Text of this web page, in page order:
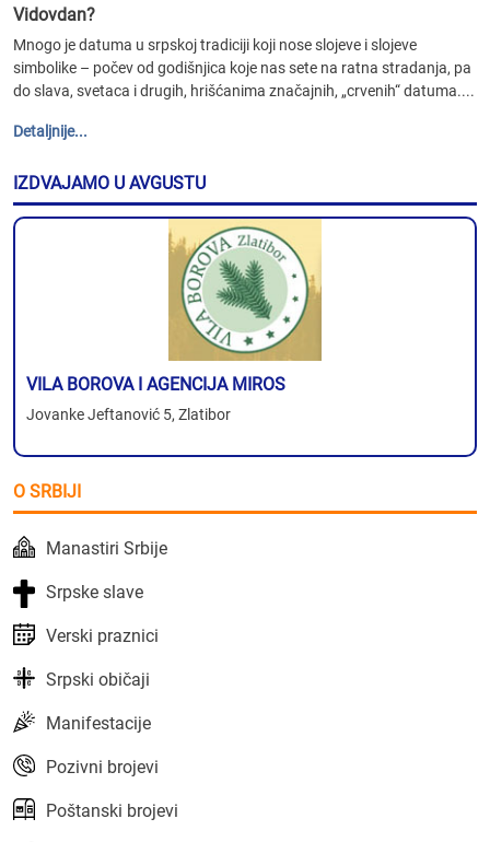
Vidovdan?
Mnogo je datuma u srpskoj tradiciji koji nose slojeve i slojeve
simbolike – počev od godišnjica koje nas sete na ratna stradanja, pa
do slava, svetaca i drugih, hrišćanima značajnih, „crvenih“ datuma....
Detaljnije...
IZDVAJAMO U AVGUSTU
VILA BOROVA I AGENCIJA MIROS
Jovanke Jeftanović 5, Zlatibor
O SRBIJI
Manastiri Srbije
Srpske slave
Verski praznici
Srpski običaji
Manifestacije
Pozivni brojevi
Poštanski brojevi